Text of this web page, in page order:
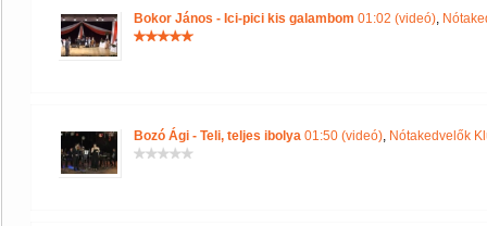
Bokor János - Ici-pici kis galambom 01:02 (videó),
Bozó Ági - Teli, teljes ibolya 01:50 (videó), Nótakedvelők